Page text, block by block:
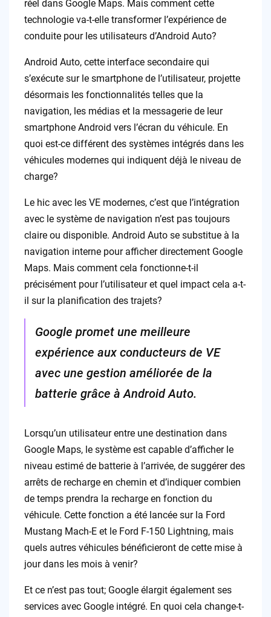
réel dans Google Maps. Mais comment cette
technologie va-t-elle transformer l’expérience de
conduite pour les utilisateurs d’Android Auto?
Android Auto, cette interface secondaire qui
s’exécute sur le smartphone de l’utilisateur, projette
désormais les fonctionnalités telles que la
navigation, les médias et la messagerie de leur
smartphone Android vers l’écran du véhicule. En
quoi est-ce différent des systèmes intégrés dans les
véhicules modernes qui indiquent déjà le niveau de
charge?
Le hic avec les VE modernes, c’est que l’intégration
avec le système de navigation n’est pas toujours
claire ou disponible. Android Auto se substitue à la
navigation interne pour afficher directement Google
Maps. Mais comment cela fonctionne-t-il
précisément pour l’utilisateur et quel impact cela a-t-
il sur la planification des trajets?
Google promet une meilleure
expérience aux conducteurs de VE
avec une gestion améliorée de la
batterie grâce à Android Auto.
Lorsqu’un utilisateur entre une destination dans
Google Maps, le système est capable d’afficher le
niveau estimé de batterie à l’arrivée, de suggérer des
arrêts de recharge en chemin et d’indiquer combien
de temps prendra la recharge en fonction du
véhicule. Cette fonction a été lancée sur la Ford
Mustang Mach-E et le Ford F-150 Lightning, mais
quels autres véhicules bénéficieront de cette mise à
jour dans les mois à venir?
Et ce n’est pas tout; Google élargit également ses
services avec Google intégré. En quoi cela change-t-